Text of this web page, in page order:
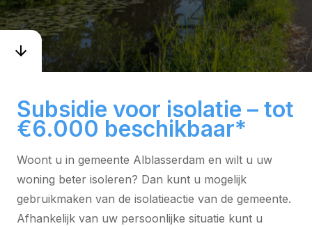
Subsidie voor isolatie – tot
€6.000 beschikbaar*
Woont u in gemeente Alblasserdam en wilt u uw
woning beter isoleren? Dan kunt u mogelijk
gebruikmaken van de isolatieactie van de gemeente.
Afhankelijk van uw persoonlijke situatie kunt u